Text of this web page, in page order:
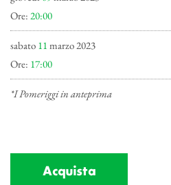
Ore: 20:00
sabato 11 marzo 2023
Ore: 17:00
*I Pomeriggi in anteprima
Acquista